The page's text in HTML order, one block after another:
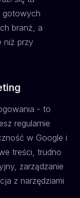
gotowych
branż, a
niż przy
- to
regularnie
w Google i
treści, trudno
zarządzanie
z narzędziami